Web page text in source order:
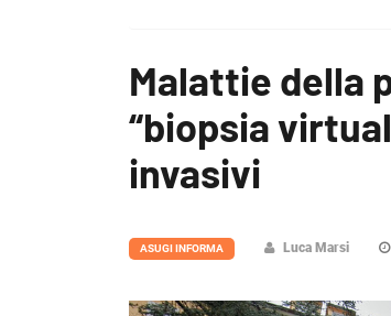
Malattie della
“biopsia
invasivi
ASUGI INFORMA Luca Marsi